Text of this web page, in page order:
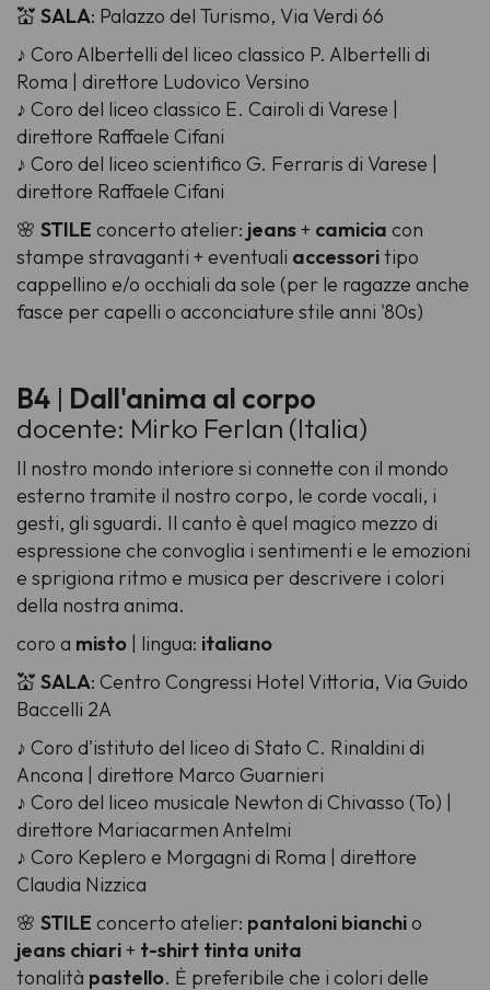
💒 SALA: Palazzo del Turismo, Via Verdi 66
♪ Coro Albertelli del liceo classico P. Albertelli di
Roma | direttore Ludovico Versino
♪ Coro del liceo classico E. Cairoli di Varese |
direttore Raffaele Cifani
♪ Coro del liceo scientifico G. Ferraris di Varese |
direttore Raffaele Cifani
🌸 STILE concerto atelier: jeans+ camicia con
stampe stravaganti + eventuali accessoritipo
cappellino e/o occhiali da sole (per le ragazze anche
fasce per capelli o acconciature stile anni '80s)
B4 | Dall'anima al corpo
docente: Mirko Ferlan (Italia)
Il nostro mondo interiore si connette con il mondo
esterno tramite il nostro corpo, le corde vocali, i
gesti, gli sguardi. Il canto è quel magico mezzo di
espressione che convoglia i sentimenti e le emozioni
e sprigiona ritmo e musica per descrivere i colori
della nostra anima.
coro a misto | lingua: italiano
💒 SALA: Centro Congressi Hotel Vittoria, Via Guido
Baccelli 2A
♪ Coro d'istituto del liceo di Stato C. Rinaldini di
Ancona | direttore Marco Guarnieri
♪ Coro del liceo musicale Newton di Chivasso (To) |
direttore Mariacarmen Antelmi
♪ Coro Keplero e Morgagni di Roma | direttore
Claudia Nizzica
🌸 STILE concerto atelier: pantaloni bianchio
jeans chiari+ t-shirt tinta unita
tonalità pastello. Ė preferibile che i colori delle